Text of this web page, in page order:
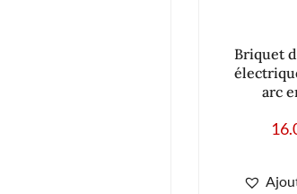
Briquet
arc